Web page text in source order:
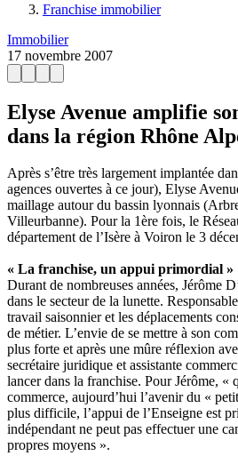
Franchise immobilier
Immobilier
17 novembre 2007
Elyse Avenue amplifie
dans la région Rhône
Après s’être très largement implantée
agences ouvertes à ce jour), Elyse
maillage autour du bassin lyonnais
Villeurbanne). Pour la 1ère fois, le
département de l’Isère à Voiron le 3
« La franchise, un appui primordial »
Durant de nombreuses années, Jérôme
dans le secteur de la lunette.
travail saisonnier et les déplacements
de métier. L’envie de se mettre à son
plus forte et après une mûre réflexion
secrétaire juridique et assistante
lancer dans la franchise. Pour Jérôme, «
commerce, aujourd’hui l’avenir du «
plus difficile, l’appui de l’Enseigne est
indépendant ne peut pas effectuer une
propres moyens ».